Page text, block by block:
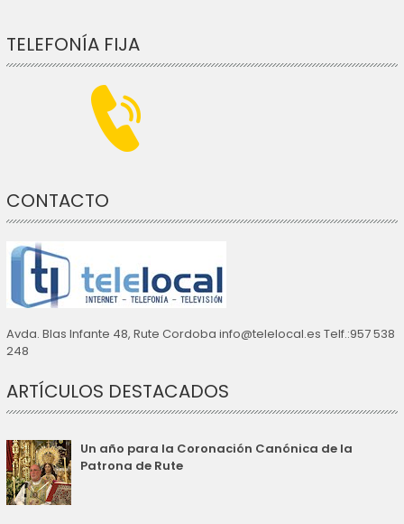
TELEFONÍA FIJA
CONTACTO
Avda. Blas Infante 48, Rute Cordoba info@telelocal.es Telf.:957 538
248
ARTÍCULOS DESTACADOS
Un año para la Coronación Canónica de la
Patrona de Rute